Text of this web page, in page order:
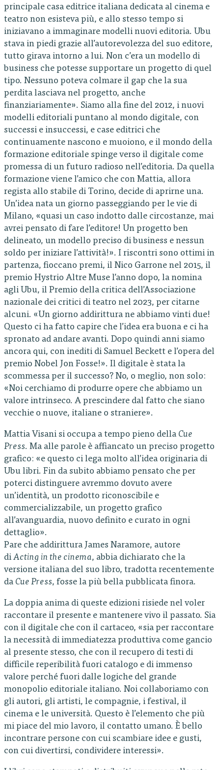
principale casa editrice italiana dedicata al cinema e
teatro non esisteva più, e allo stesso tempo si
iniziavano a immaginare modelli nuovi editoria. Ubu
stava in piedi grazie all’autorevolezza del suo editore,
tutto girava intorno a lui. Non c’era un modello di
business che potesse supportare un progetto di quel
tipo. Nessuno poteva colmare il gap che la sua
perdita lasciava nel progetto, anche
finanziariamente». Siamo alla fine del 2012, i nuovi
modelli editoriali puntano al mondo digitale, con
successi e insuccessi, e case editrici che
continuamente nascono e muoiono, e il mondo della
formazione editoriale spinge verso il digitale come
promessa di un futuro radioso nell’editoria. Da quella
formazione viene l’amico che con Mattia, allora
regista allo stabile di Torino, decide di aprirne una.
Un’idea nata un giorno passeggiando per le vie di
Milano, «quasi un caso indotto dalle circostanze, mai
avrei pensato di fare l’editore! Un progetto ben
delineato, un modello preciso di business e nessun
soldo per iniziare l’attività!». I riscontri sono ottimi in
partenza, fioccano premi, il Nico Garrone nel 2015, il
premio Hystrio Altre Muse l’anno dopo, la nomina
agli Ubu, il Premio della critica dell’Associazione
nazionale dei critici di teatro nel 2023, per citarne
alcuni. «Un giorno addirittura ne abbiamo vinti due!
Questo ci ha fatto capire che l’idea era buona e ci ha
spronato ad andare avanti. Dopo quindi anni siamo
ancora qui, con inediti di Samuel Beckett e l’opera del
premio Nobel Jon Fosse!». Il digitale è stata la
scommessa per il successo? No, o meglio, non solo:
«Noi cerchiamo di produrre opere che abbiamo un
valore intrinseco. A prescindere dal fatto che siano
vecchie o nuove, italiane o straniere».
Mattia Visani si occupa a tempo pieno della Cue
Press. Ma alle parole è affiancato un preciso progetto
grafico: «e questo ci lega molto all’idea originaria di
Ubu libri. Fin da subito abbiamo pensato che per
poterci distinguere avremmo dovuto avere
un’identità, un prodotto riconoscibile e
commercializzabile, un progetto grafico
all’avanguardia, nuovo definito e curato in ogni
dettaglio».
Pare che addirittura James Naramore, autore
di Acting in the cinema, abbia dichiarato che la
versione italiana del suo libro, tradotta recentemente
da Cue Press, fosse la più bella pubblicata finora.
La doppia anima di queste edizioni risiede nel voler
raccontare il presente e mantenere vivo il passato. Sia
con il digitale che con il cartaceo, «sia per raccontare
la necessità di immediatezza produttiva come gancio
al presente stesso, che con il recupero di testi di
difficile reperibilità fuori catalogo e di immenso
valore perché fuori dalle logiche del grande
monopolio editoriale italiano. Noi collaboriamo con
gli autori, gli artisti, le compagnie, i festival, il
cinema e le università. Questo è l’elemento che più
mi piace del mio lavoro, il contatto umano. È bello
incontrare persone con cui scambiare idee e gusti,
con cui divertirsi, condividere interessi».